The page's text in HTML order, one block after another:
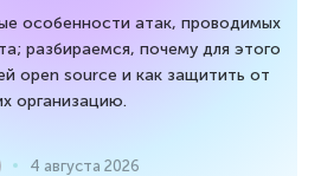
особенности атак, проводимых
разбираемся, почему для этого
open source и как защитить от
организацию.
4 августа 2026